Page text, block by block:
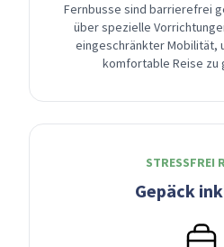
Fernbusse sind barrierefrei
über spezielle
eingeschränkter Mobilität,
komfortable Reise zu
STRESSFREI
Gepäck